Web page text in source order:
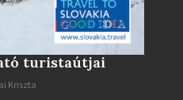
turistaútjai
Kriszta